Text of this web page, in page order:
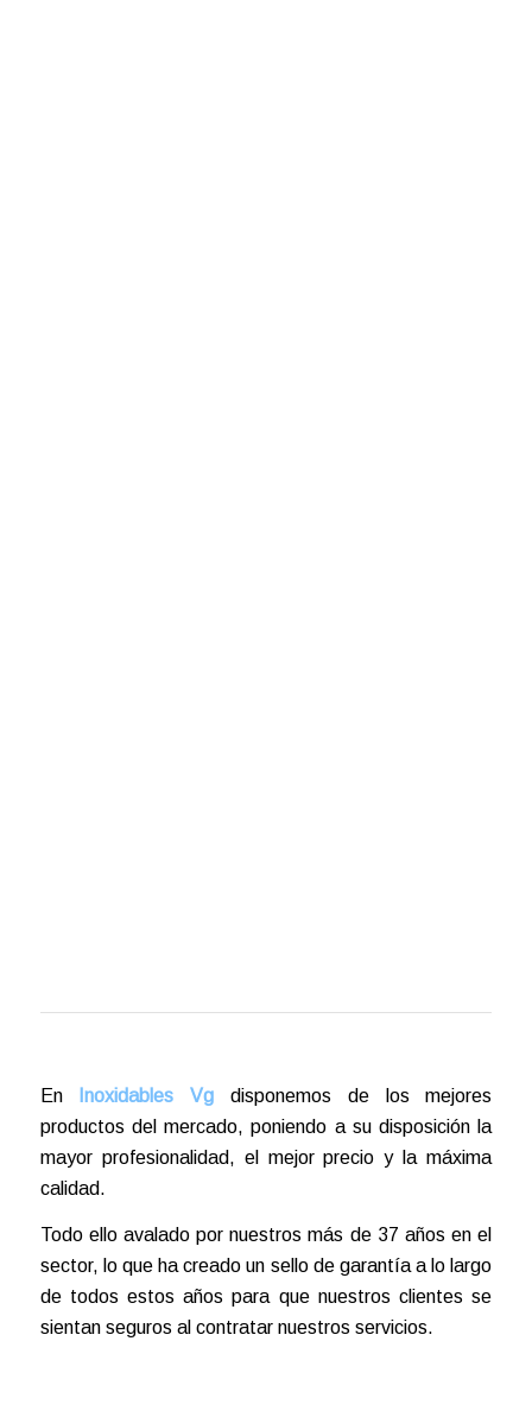
En Inoxidables Vgdisponemos de los mejores
productos del mercado, poniendo a su disposición la
mayor profesionalidad, el mejor precio y la máxima
calidad.
Todo ello avalado por nuestros más de 37 años en el
sector, lo que ha creado un sello de garantía a lo largo
de todos estos años para que nuestros clientes se
sientan seguros al contratar nuestros servicios.